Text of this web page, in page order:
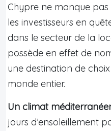
Chypre ne manque pas
les investisseurs en
dans le secteur de la
possède en effet de
une destination de
monde entier.
Un climat
jours d’ensoleillement